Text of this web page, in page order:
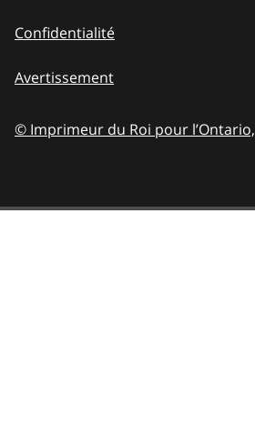
Confidentialité
Avertissement
© Imprimeur du Roi pour l’Ontario,